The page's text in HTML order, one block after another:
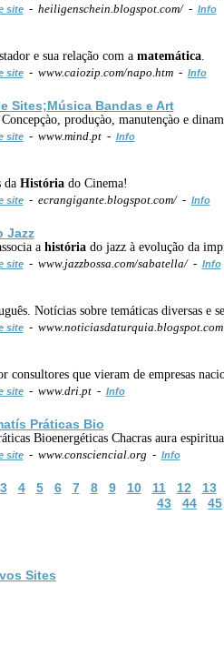
site- heiligenschein.blogspot.com/ - Info
e sua relação com a matemática.
site- www.caiozip.com/napo.htm - Info
Sites;Música Bandas e Art
produçào, manutençào e
site- www.mind.pt - Info
da Históriado Cinema!
site- ecrangigante.blogspot.com/ - Info
Jazz
a históriado jazz à evolução da
site- www.jazzbossa.com/sabatella/ - Info
Notícias sobre temáticas diversas e
site-
consultores que vieram de empresas
site- www.dri.pt - Info
Práticas Bio
Bioenergéticas Chacras aura
site- www.consciencial.org - Info
3 4 5 6 7 8 9 10 11 12 13
43
44 45
Sites